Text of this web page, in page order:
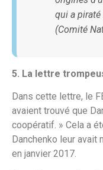
qui a
(Comité
5. La lettre
Dans cette lettre, le
avaient trouvé que
coopératif. » Cela a
Danchenko leur avait
en janvier 2017.